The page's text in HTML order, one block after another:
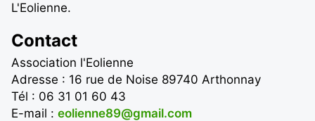
L'Eolienne.
Contact
Association l'Eolienne
Adresse : 16 rue de Noise 89740 Arthonnay
Tél : 06 31 01 60 43
E-mail : eolienne89@gmail.com